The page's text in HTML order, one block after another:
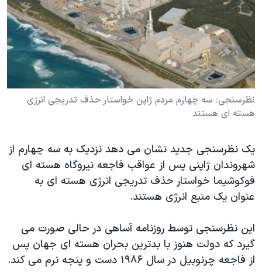
فرهنگ و زندگی
حقوق شهروندی
اقتصادی
علم و فناوری
اسرائیل در جنگ
گالری عکس
مستندها
انتخابات ریاست جمهوری آمریکا ۲۰۲۴
حمله جمهوری اسلامی به اسرائیل
رمز مهسا
ورزش زنان در ایران
اعتراضات زن، زندگی، آزادی
تریبونال مردمی آبان ۹۸
دادگاه حمید نوری
چهل سال گروگان‌گیری
قانون شفافیت دارائی کادر رهبری ایران
اعتراضات مردمی آبان ۹۸
اسرائیل در جنگ
دنبال کنید
زبانهای مختلف
نظرسنجی: سه چهارم مردم ژاپن خواستار حذف تدريجی انرژی
هسته ای هستند
يک نظرسنجی جديد نشان می دهد نزديک به سه چهارم از
شهروندان ژاپنی پس از عواقب فاجعه نيروگاه هسته ای
فوکوشيما خواستار حذف تدريجی انرژی هسته ای به
عنوان يک منبع انرژی هستند.
اين نظرسنجی توسط روزنامه آساهی در حالی صورت می
گيرد که دولت هنوز با بدترين بحران هسته ای جهان پس
از فاجعه چرنوبيل در سال ۱۹۸۶ دست و پنجه نرم می کند.